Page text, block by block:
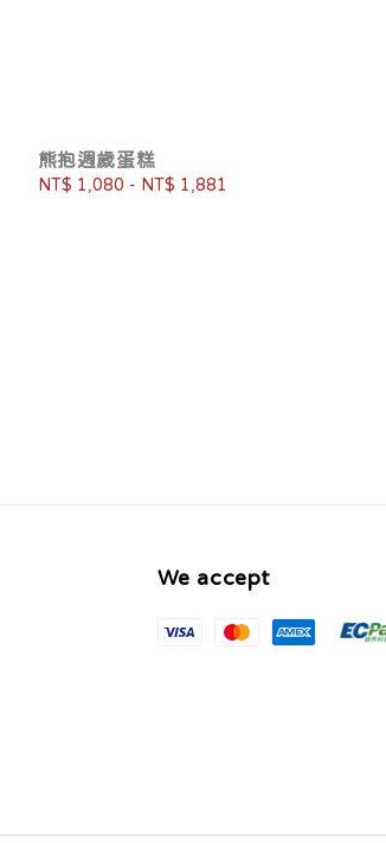
熊抱週歲蛋糕
Regular
NT$ 1,080 - NT$ 1,881
We accept